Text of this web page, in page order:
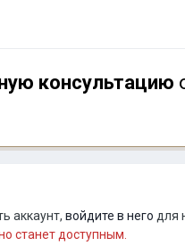
консультацию
аккаунт, войдите в него для
станет доступным.